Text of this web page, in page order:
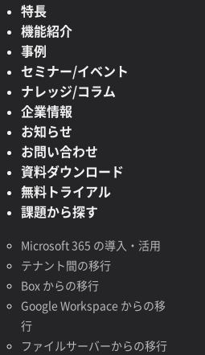
特長
機能紹介
事例
セミナー/イベント
ナレッジ/コラム
企業情報
お知らせ
お問い合わせ
資料ダウンロード
無料トライアル
課題から探す
Microsoft 365 の導入・活用
テナント間の移行
Box からの移行
Google Workspace からの移
行
ファイルサーバーからの移行